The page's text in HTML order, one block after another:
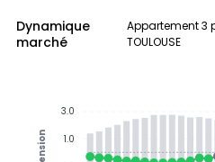
Dynamique
marché
Appartement 3
TOULOUSE
3.0
1.0
Tension